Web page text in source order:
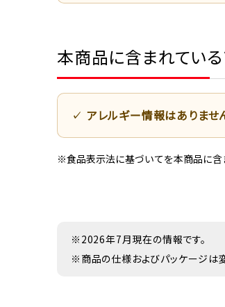
本商品に含まれてい
アレルギー情報はありませ
※食品表示法に基づいてを本商品に含
※2026年7月現在の情報です。
※商品の仕様およびパッケージは